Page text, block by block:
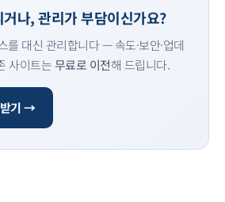
나, 관리가 부담이신가요?
를 대신 관리합니다 — 속도·보안·업데
사이트는무료로 이전해 드립니다.
받기 →